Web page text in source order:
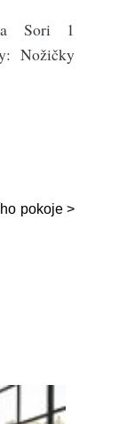
Sori 1
Nožičky
pokoje >